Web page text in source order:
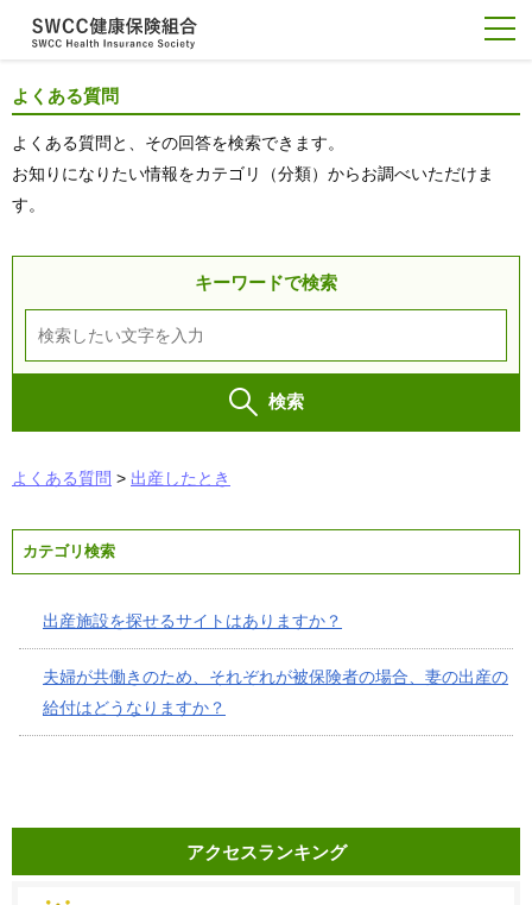
よくある質問
よくある質問と、その回答を検索できます。
お知りになりたい情報をカテゴリ（分類）からお調べいただけま
す。
キーワードで検索
検索
よくある質問 > 出産したとき
カテゴリ検索
出産施設を探せるサイトはありますか？
夫婦が共働きのため、それぞれが被保険者の場合、妻の出産の
給付はどうなりますか？
アクセスランキング